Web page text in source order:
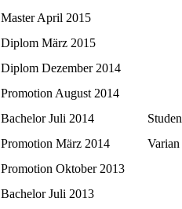
Master April 2015
Diplom März 2015
Diplom Dezember 2014
Promotion August 2014
Bachelor Juli 2014
Promotion März 2014
Promotion Oktober 2013
Bachelor Juli 2013